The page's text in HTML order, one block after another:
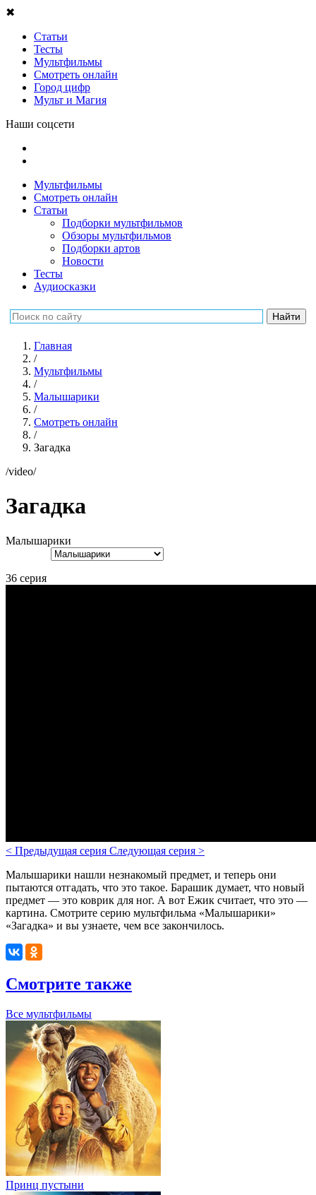
✖
Статьи
Тесты
Мультфильмы
Смотреть онлайн
Город цифр
Мульт и Магия
Наши соцсети
Мультфильмы
Смотреть онлайн
Статьи
Подборки мультфильмов
Обзоры мультфильмов
Подборки артов
Новости
Тесты
Аудиосказки
Главная
/
Мультфильмы
/
Малышарики
/
Смотреть онлайн
/
Загадка
/video/
Загадка
Малышарики
36 серия
< Предыдущая серия Следующая серия >
Малышарики нашли незнакомый предмет, и теперь они
пытаются отгадать, что это такое. Барашик думает, что новый
предмет — это коврик для ног. А вот Ежик считает, что это —
картина. Смотрите серию мультфильма «Малышарики»
«Загадка» и вы узнаете, чем все закончилось.
Смотрите также
Все мультфильмы
Принц пустыни